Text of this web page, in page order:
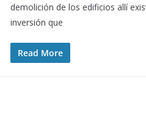
demolición de los edificios allí
inversión que
Read More